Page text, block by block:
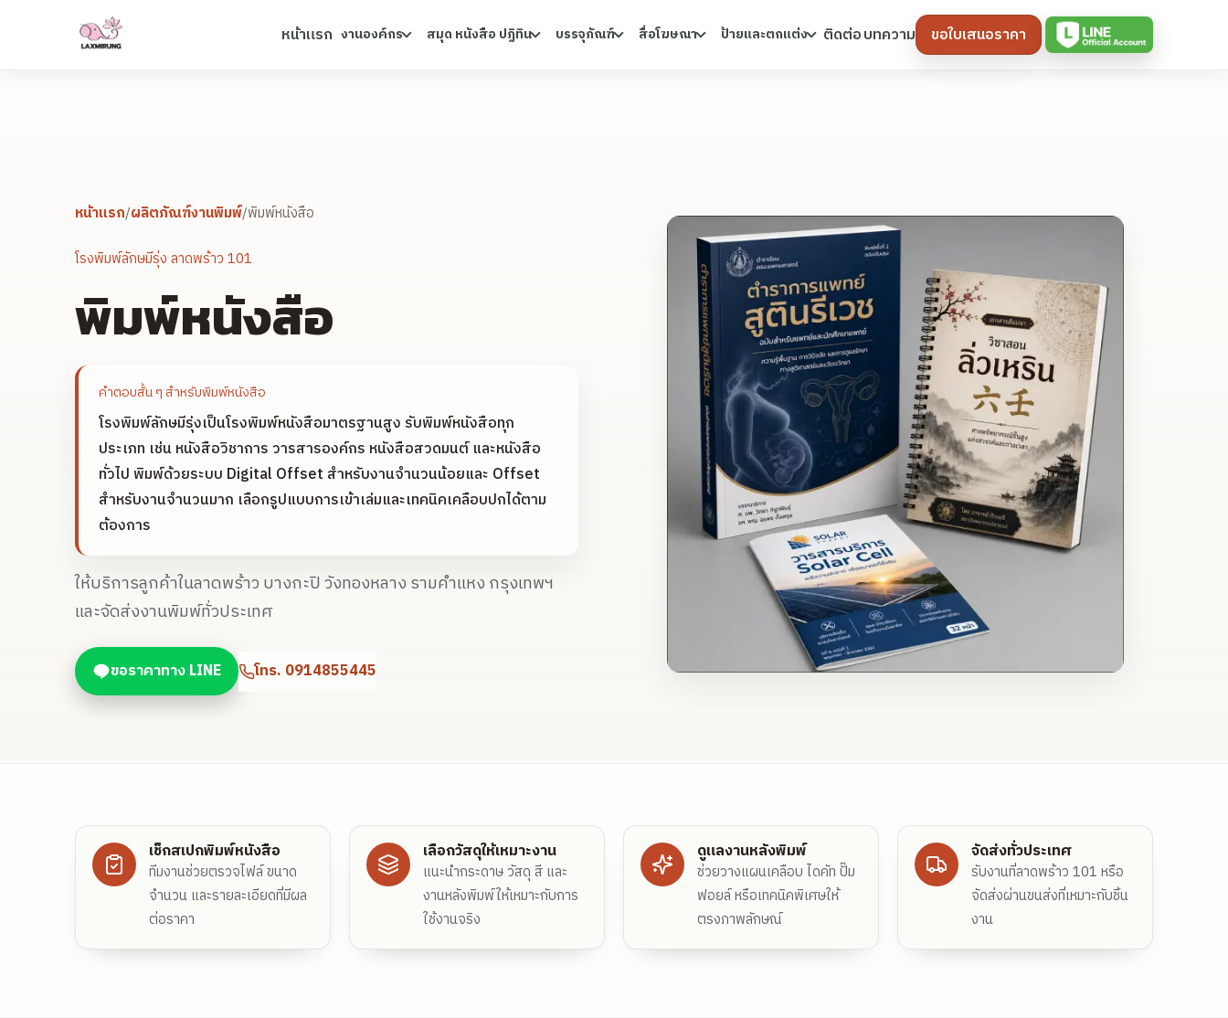
หน้าแรก งานองค์กร สมุด หนังสือ ปฏิทิน บรรจุภัณฑ์ สื่อโฆษณา ป้ายและตกแต่ง ติดต่อบทความ ขอใบเสนอราคา
หน้าแรก/ผลิตภัณฑ์งานพิมพ์/พิมพ์หนังสือ
โรงพิมพ์ลักษมีรุ่ง ลาดพร้าว 101
พิมพ์หนังสือ
คำตอบสั้น ๆ สำหรับพิมพ์หนังสือ
โรงพิมพ์ลักษมีรุ่งเป็นโรงพิมพ์หนังสือมาตรฐานสูง รับพิมพ์หนังสือทุก
ประเภท เช่น หนังสือวิชาการ วารสารองค์กร หนังสือสวดมนต์ และหนังสือ
ทั่วไป พิมพ์ด้วยระบบ Digital Offset สำหรับงานจำนวนน้อยและ Offset
สำหรับงานจำนวนมาก เลือกรูปแบบการเข้าเล่มและเทคนิคเคลือบปกได้ตาม
ต้องการ
ให้บริการลูกค้าในลาดพร้าว บางกะปิ วังทองหลาง รามคำแหง กรุงเทพฯ
และจัดส่งงานพิมพ์ทั่วประเทศ
ขอราคาทาง LINE โทร. 0914855445
เช็กสเปกพิมพ์หนังสือ
ทีมงานช่วยตรวจไฟล์ ขนาด
จำนวน และรายละเอียดที่มีผล
ต่อราคา
เลือกวัสดุให้เหมาะงาน
แนะนำกระดาษ วัสดุ สี และ
งานหลังพิมพ์ให้เหมาะกับการ
ใช้งานจริง
ดูแลงานหลังพิมพ์
ช่วยวางแผนเคลือบ ไดคัท ปั๊ม
ฟอยล์ หรือเทคนิคพิเศษให้
ตรงภาพลักษณ์
จัดส่งทั่วประเทศ
รับงานที่ลาดพร้าว 101 หรือ
จัดส่งผ่านขนส่งที่เหมาะกับชิ้น
งาน